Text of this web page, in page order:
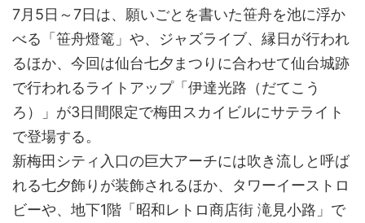
7月5日～7日は、願いごとを書いた笹舟を池に浮か
べる「笹舟燈篭」や、ジャズライブ、縁日が行われ
るほか、今回は仙台七夕まつりに合わせて仙台城跡
で行われるライトアップ「伊達光路（だてこう
ろ）」が3日間限定で梅田スカイビルにサテライト
で登場する。
新梅田シティ入口の巨大アーチには吹き流しと呼ば
れる七夕飾りが装飾されるほか、タワーイーストロ
ビーや、地下1階「昭和レトロ商店街 滝見小路」で